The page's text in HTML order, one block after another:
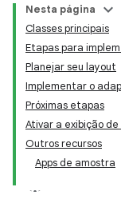
Nesta página
Classes principais
Etapas para
Planejar seu layout
Implementar o
Próximas etapas
Ativar a exibição
Outros recursos
Apps de amostra